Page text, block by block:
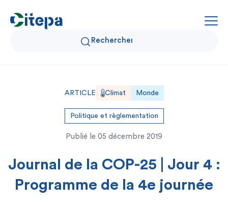
Qui sommes-nous ?
Données Air et Climat
Expertise et solutions
ARTICLE Climat Monde
Politique et règlementation
Publié le 05 décembre 2019
Journal de la COP-25 | Jour 4 :
Programme de la 4e journée